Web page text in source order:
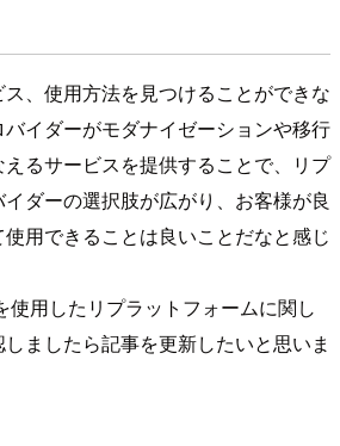
、使用方法を見つけることができな
イダーがモダナイゼーションや移行
るサービスを提供することで、リプ
ダーの選択肢が広がり、お客様が良
用できることは良いことだなと感じ
使用したリプラットフォームに関し
ましたら記事を更新したいと思いま